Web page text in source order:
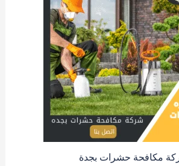
مكافحة حشرات بجدة